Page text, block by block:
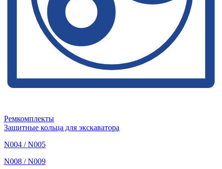
Ремкомплекты
Защитные кольца для экскаватора
N004 / N005
N008 / N009